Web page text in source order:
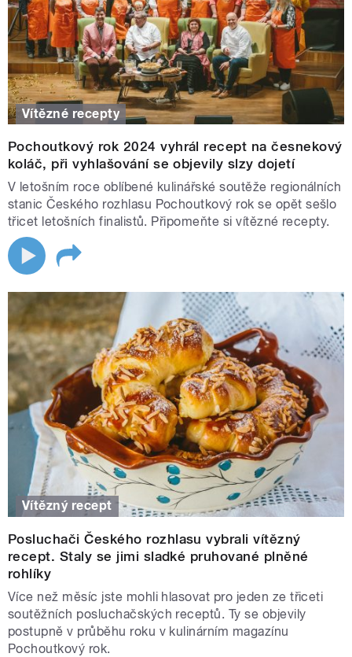
Vítězné recepty
Pochoutkový rok 2024 vyhrál recept na česnekový
koláč, při vyhlašování se objevily slzy dojetí
V letošním roce oblíbené kulinářské soutěže regionálních
stanic Českého rozhlasu Pochoutkový rok se opět sešlo
třicet letošních finalistů. Připomeňte si vítězné recepty.
Vítězný recept
Posluchači Českého rozhlasu vybrali vítězný
recept. Staly se jimi sladké pruhované plněné
rohlíky
Více než měsíc jste mohli hlasovat pro jeden ze třiceti
soutěžních posluchačských receptů. Ty se objevily
postupně v průběhu roku v kulinárním magazínu
Pochoutkový rok.